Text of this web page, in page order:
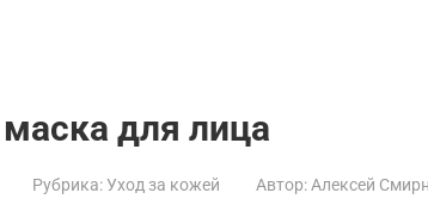
для лица
Рубрика:Уход за кожей Автор: Алексей